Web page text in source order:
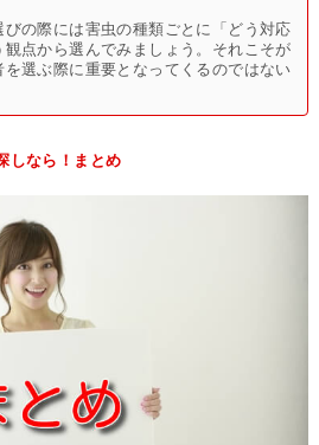
の際には害虫の種類ごとに「どう対応
点から選んでみましょう。それこそが
選ぶ際に重要となってくるのではない
しなら！まとめ